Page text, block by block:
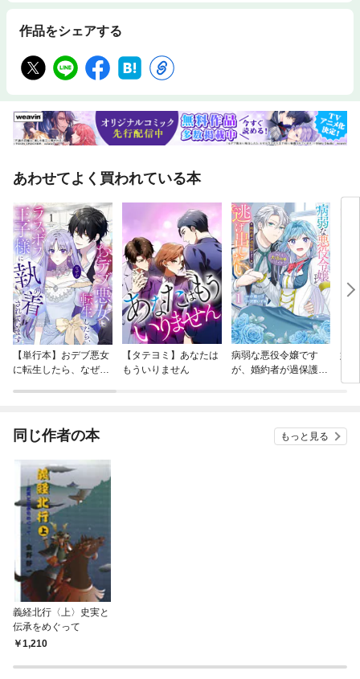
作品をシェアする
あわせてよく買われている本
【単行本】おデブ悪女
に転生したら、なぜか
【タテヨミ】あなたは
もういりません
病弱な悪役令嬢です
が、婚約者が過保護す
妹
同じ作者の本 もっと見る
義経北行〈上〉史実と
伝承をめぐって
1,210